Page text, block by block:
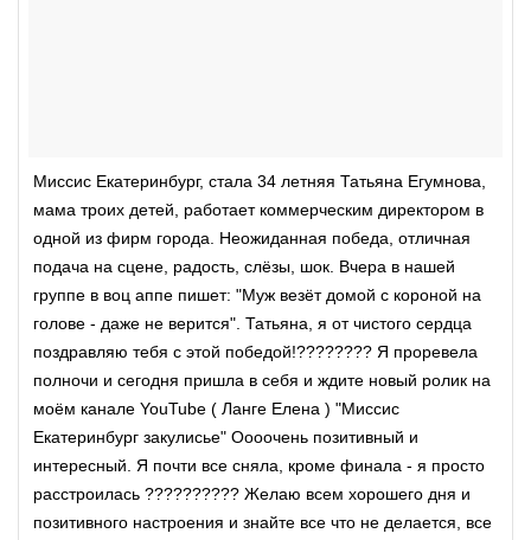
Миссис Екатеринбург, стала 34 летняя Татьяна Егумнова,
мама троих детей, работает коммерческим директором в
одной из фирм города. Неожиданная победа, отличная
подача на сцене, радость, слёзы, шок. Вчера в нашей
группе в воц аппе пишет: "Муж везёт домой с короной на
голове - даже не верится". Татьяна, я от чистого сердца
поздравляю тебя с этой победой!???????? Я проревела
полночи и сегодня пришла в себя и ждите новый ролик на
моём канале YouTube ( Ланге Елена ) "Миссис
Екатеринбург закулисье" Оооочень позитивный и
интересный. Я почти все сняла, кроме финала - я просто
расстроилась ?????????? Желаю всем хорошего дня и
позитивного настроения и знайте все что не делается, все